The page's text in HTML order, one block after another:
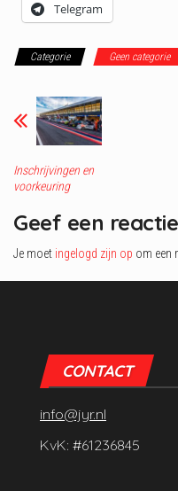
Telegram
Categorie Geen categorie
Inschrijvingen en
voorkeuring
Geef een reactie
Je moet ingelogd zijn op om een
CONTACT
info@jyr.nl
KvK: #61236845